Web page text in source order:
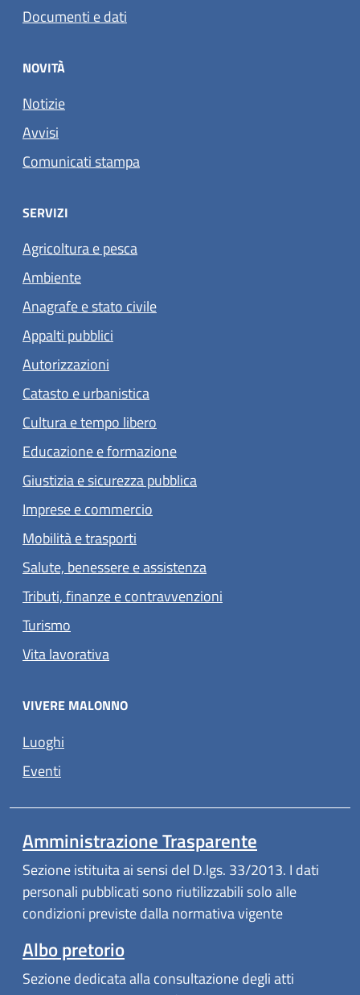
Documenti e dati
NOVITÀ
Notizie
Avvisi
Comunicati stampa
SERVIZI
Agricoltura e pesca
Ambiente
Anagrafe e stato civile
Appalti pubblici
Autorizzazioni
Catasto e urbanistica
Cultura e tempo libero
Educazione e formazione
Giustizia e sicurezza pubblica
Imprese e commercio
Mobilità e trasporti
Salute, benessere e assistenza
Tributi, finanze e contravvenzioni
Turismo
Vita lavorativa
VIVERE MALONNO
Luoghi
Eventi
Amministrazione Trasparente
Sezione istituita ai sensi del D.lgs. 33/2013. I dati
personali pubblicati sono riutilizzabili solo alle
condizioni previste dalla normativa vigente
Albo pretorio
Sezione dedicata alla consultazione degli atti